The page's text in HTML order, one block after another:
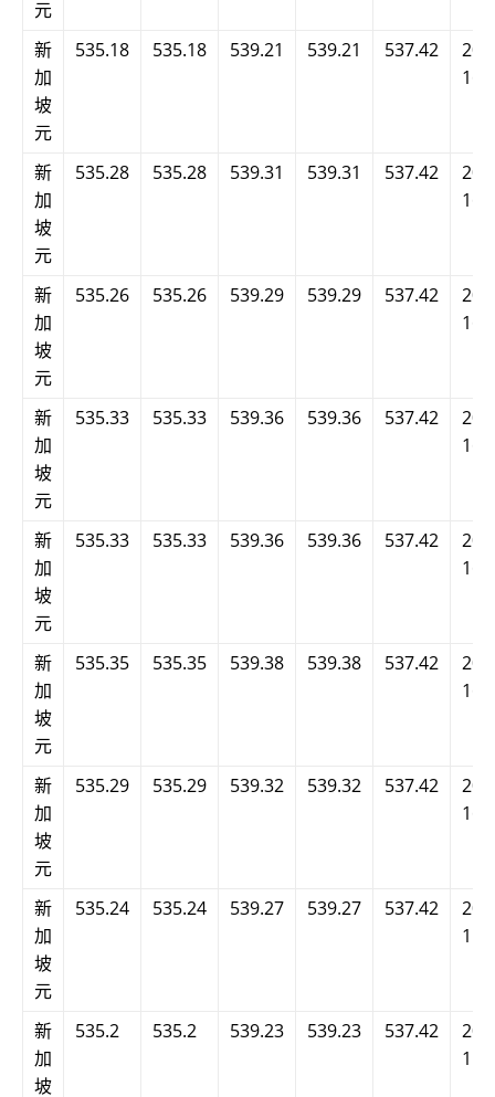
元
新
加
坡
元
535.18 535.18 539.21 539.21 537.42
新
加
坡
元
535.28 535.28 539.31 539.31 537.42
新
加
坡
元
535.26 535.26 539.29 539.29 537.42
新
加
坡
元
535.33 535.33 539.36 539.36 537.42
新
加
坡
元
535.33 535.33 539.36 539.36 537.42
新
加
坡
元
535.35 535.35 539.38 539.38 537.42
新
加
坡
元
535.29 535.29 539.32 539.32 537.42
新
加
坡
元
535.24 535.24 539.27 539.27 537.42
新
加
坡
535.2 535.2 539.23 539.23 537.42